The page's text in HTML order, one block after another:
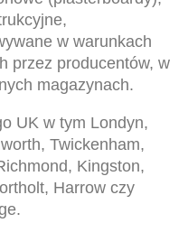
w warunkach
przez producentów, w
magazynach.
UK w tym Londyn,
Twickenham,
Kingston,
Harrow czy